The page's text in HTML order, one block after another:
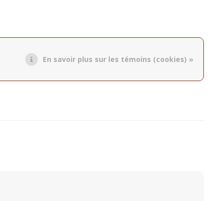
En savoir plus sur les témoins (cookies) »